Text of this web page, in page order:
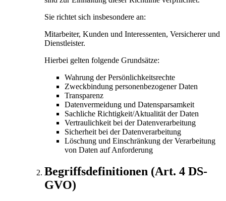
Sie richtet sich insbesondere an:
Mitarbeiter, Kunden und Interessenten, Versicherer und
Dienstleister.
Hierbei gelten folgende Grundsätze:
Wahrung der Persönlichkeitsrechte
Zweckbindung personenbezogener Daten
Transparenz
Datenvermeidung und Datensparsamkeit
Sachliche Richtigkeit/Aktualität der Daten
Vertraulichkeit bei der Datenverarbeitung
Sicherheit bei der Datenverarbeitung
Löschung und Einschränkung der Verarbeitung
von Daten auf Anforderung
Begriffsdefinitionen (Art. 4 DS-
GVO)